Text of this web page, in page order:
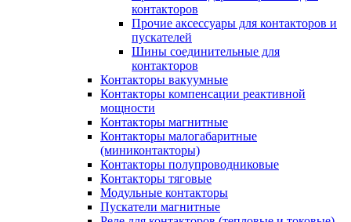
контакторов
Прочие аксессуары для контакторов и
пускателей
Шины соединительные для
контакторов
Контакторы вакуумные
Контакторы компенсации реактивной
мощности
Контакторы магнитные
Контакторы малогабаритные
(миниконтакторы)
Контакторы полупроводниковые
Контакторы тяговые
Модульные контакторы
Пускатели магнитные